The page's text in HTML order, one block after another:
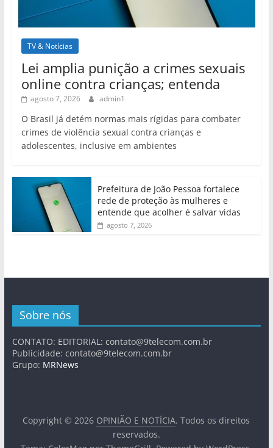
TV & Notícias
Lei amplia punição a crimes sexuais
online contra crianças; entenda
agosto 7, 2026 admin1
O Brasil já detém normas mais rígidas para combater
crimes de violência sexual contra crianças e
adolescentes, inclusive em ambientes
Prefeitura de João Pessoa fortalece
rede de proteção às mulheres e
entende que acolher é salvar vidas
agosto 7, 2026
Sobre nós
CONTATO: EDITORIAL: contato@9telecom.com.br
Publicidade: contato@9telecom.com.br
Grupo: MRNews
Copyright © 2026 OPINIÃO E NOTÍCIA. Todos os direitos
reservados.